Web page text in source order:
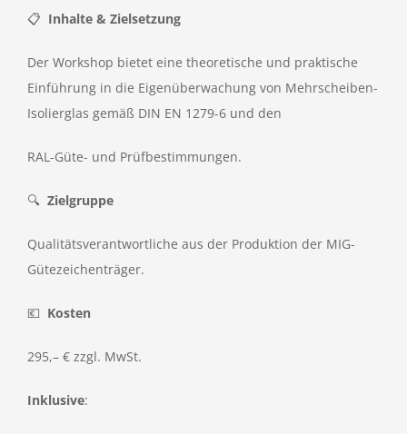
📋 Inhalte & Zielsetzung
Der Workshop bietet eine theoretische und praktische
Einführung in die Eigenüberwachung von Mehrscheiben-
Isolierglas gemäß DIN EN 1279-6 und den
RAL-Güte- und Prüfbestimmungen.
🔍 Zielgruppe
Qualitätsverantwortliche aus der Produktion der MIG-
Gütezeichenträger.
💶 Kosten
295,– € zzgl. MwSt.
Inklusive: